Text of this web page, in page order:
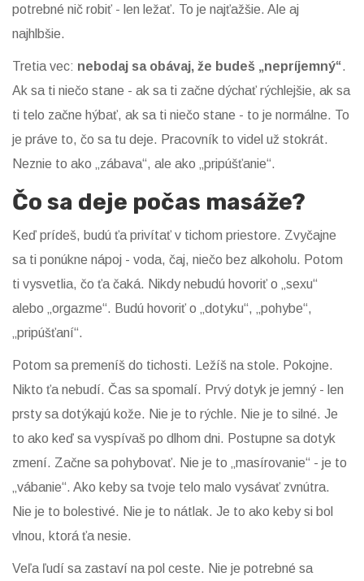
potrebné nič robiť - len ležať. To je najťažšie. Ale aj
najhlbšie.
Tretia vec: nebodaj sa obávaj, že budeš „nepríjemný“.
Ak sa ti niečo stane - ak sa ti začne dýchať rýchlejšie, ak sa
ti telo začne hýbať, ak sa ti niečo stane - to je normálne. To
je práve to, čo sa tu deje. Pracovník to videl už stokrát.
Neznie to ako „zábava“, ale ako „pripúšťanie“.
Čo sa deje počas masáže?
Keď prídeš, budú ťa privítať v tichom priestore. Zvyčajne
sa ti ponúkne nápoj - voda, čaj, niečo bez alkoholu. Potom
ti vysvetlia, čo ťa čaká. Nikdy nebudú hovoriť o „sexu“
alebo „orgazme“. Budú hovoriť o „dotyku“, „pohybe“,
„pripúšťaní“.
Potom sa premeníš do tichosti. Ležíš na stole. Pokojne.
Nikto ťa nebudí. Čas sa spomalí. Prvý dotyk je jemný - len
prsty sa dotýkajú kože. Nie je to rýchle. Nie je to silné. Je
to ako keď sa vyspívaš po dlhom dni. Postupne sa dotyk
zmení. Začne sa pohybovať. Nie je to „masírovanie“ - je to
„vábanie“. Ako keby sa tvoje telo malo vysávať zvnútra.
Nie je to bolestivé. Nie je to nátlak. Je to ako keby si bol
vlnou, ktorá ťa nesie.
Veľa ľudí sa zastaví na pol ceste. Nie je potrebné sa